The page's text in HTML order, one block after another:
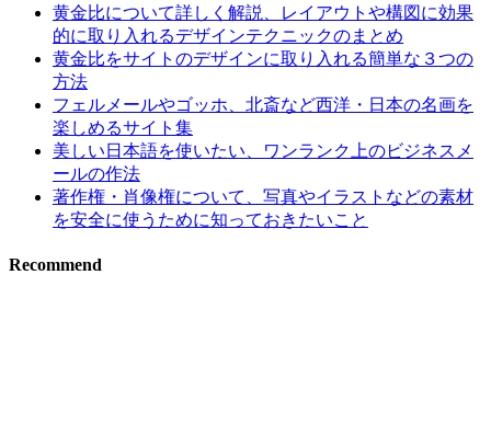
黄金比について詳しく解説、レイアウトや構図に効果
的に取り入れるデザインテクニックのまとめ
黄金比をサイトのデザインに取り入れる簡単な３つの
方法
フェルメールやゴッホ、北斎など西洋・日本の名画を
楽しめるサイト集
美しい日本語を使いたい、ワンランク上のビジネスメ
ールの作法
著作権・肖像権について、写真やイラストなどの素材
を安全に使うために知っておきたいこと
Recommend